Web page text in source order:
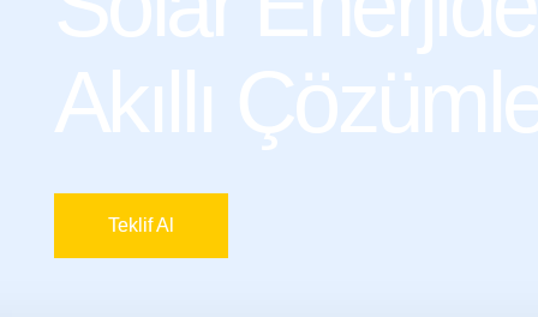
Akıllı
Teklif Al